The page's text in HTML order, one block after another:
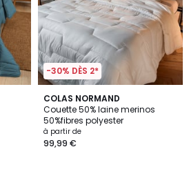
-30% DÈS 2*
COLAS NORMAND
Couette 50% laine merinos
50%fibres polyester
à partir de
99,99 €
4,5
/ 5